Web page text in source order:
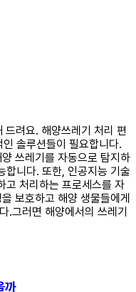
드려요. 해양쓰레기 처리 편
솔루션들이 필요합니다.
쓰레기를 자동으로 탐지하
합니다. 또한, 인공지능 기술
고 처리하는 프로세스를 자
보호하고 해양 생물들에게
.그러면 해양에서의 쓰레기
까